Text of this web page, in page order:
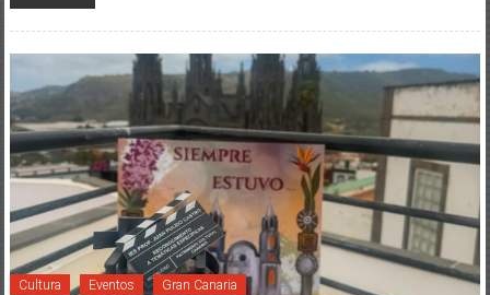
Cultura Eventos Gran Canaria